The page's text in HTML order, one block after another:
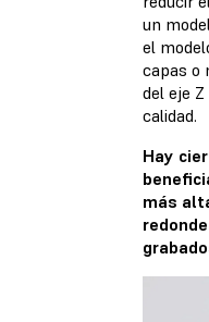
un
el
capas o
del eje
calidad.
Hay
más